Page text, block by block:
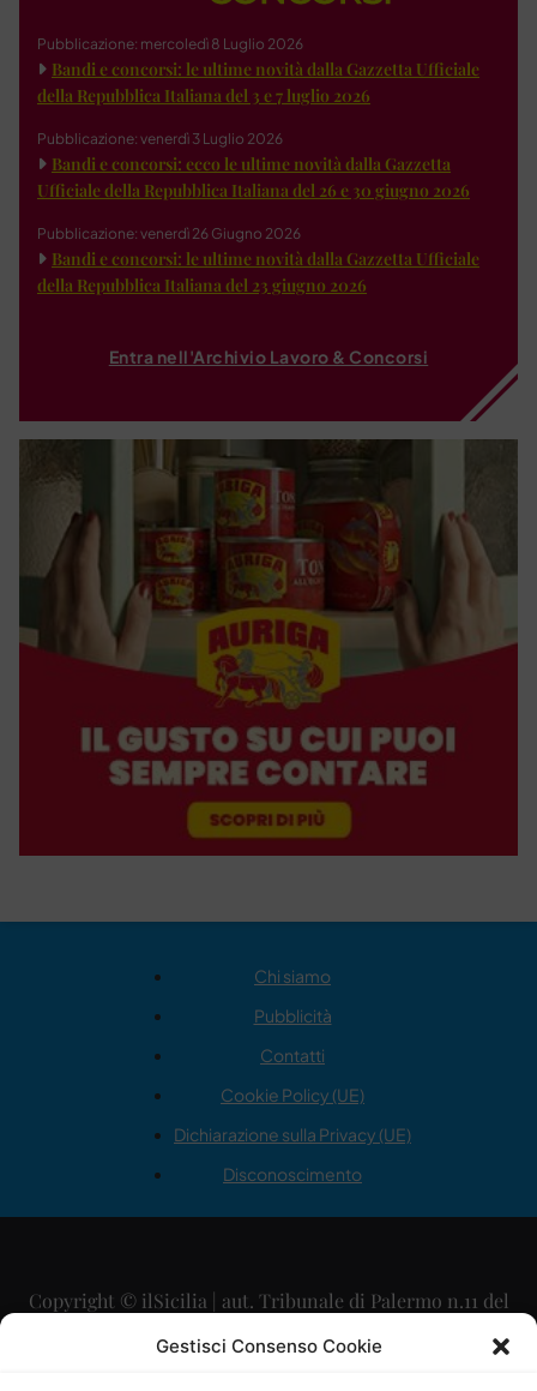
Gestisci Consenso Cookie
Pubblicazione: mercoledì 8 Luglio 2026
Bandi e concorsi: le ultime novità dalla Gazzetta Ufficiale
della Repubblica Italiana del 3 e 7 luglio 2026
Pubblicazione: venerdì 3 Luglio 2026
Bandi e concorsi: ecco le ultime novità dalla Gazzetta
Ufficiale della Repubblica Italiana del 26 e 30 giugno 2026
Pubblicazione: venerdì 26 Giugno 2026
Bandi e concorsi: le ultime novità dalla Gazzetta Ufficiale
della Repubblica Italiana del 23 giugno 2026
Entra nell'Archivio Lavoro & Concorsi
Chi siamo
Pubblicità
Contatti
Cookie Policy (UE)
Dichiarazione sulla Privacy (UE)
Disconoscimento
Copyright © ilSicilia | aut. Tribunale di Palermo n.11 del
29/09/2015